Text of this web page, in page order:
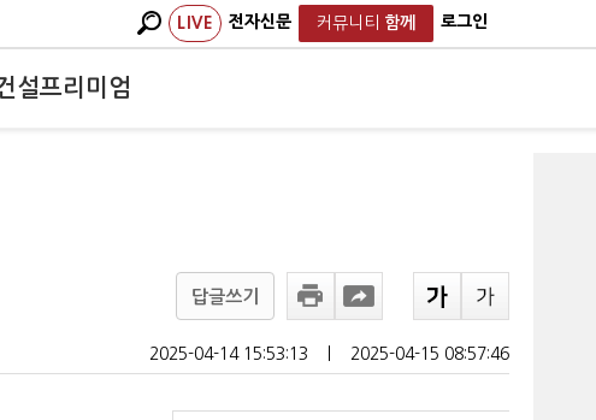
LIVE 전자신문 커뮤니티 함께 로그인
설프리미엄
답글쓰기
2025-04-14 15:53:13 2025-04-15 08:57:46